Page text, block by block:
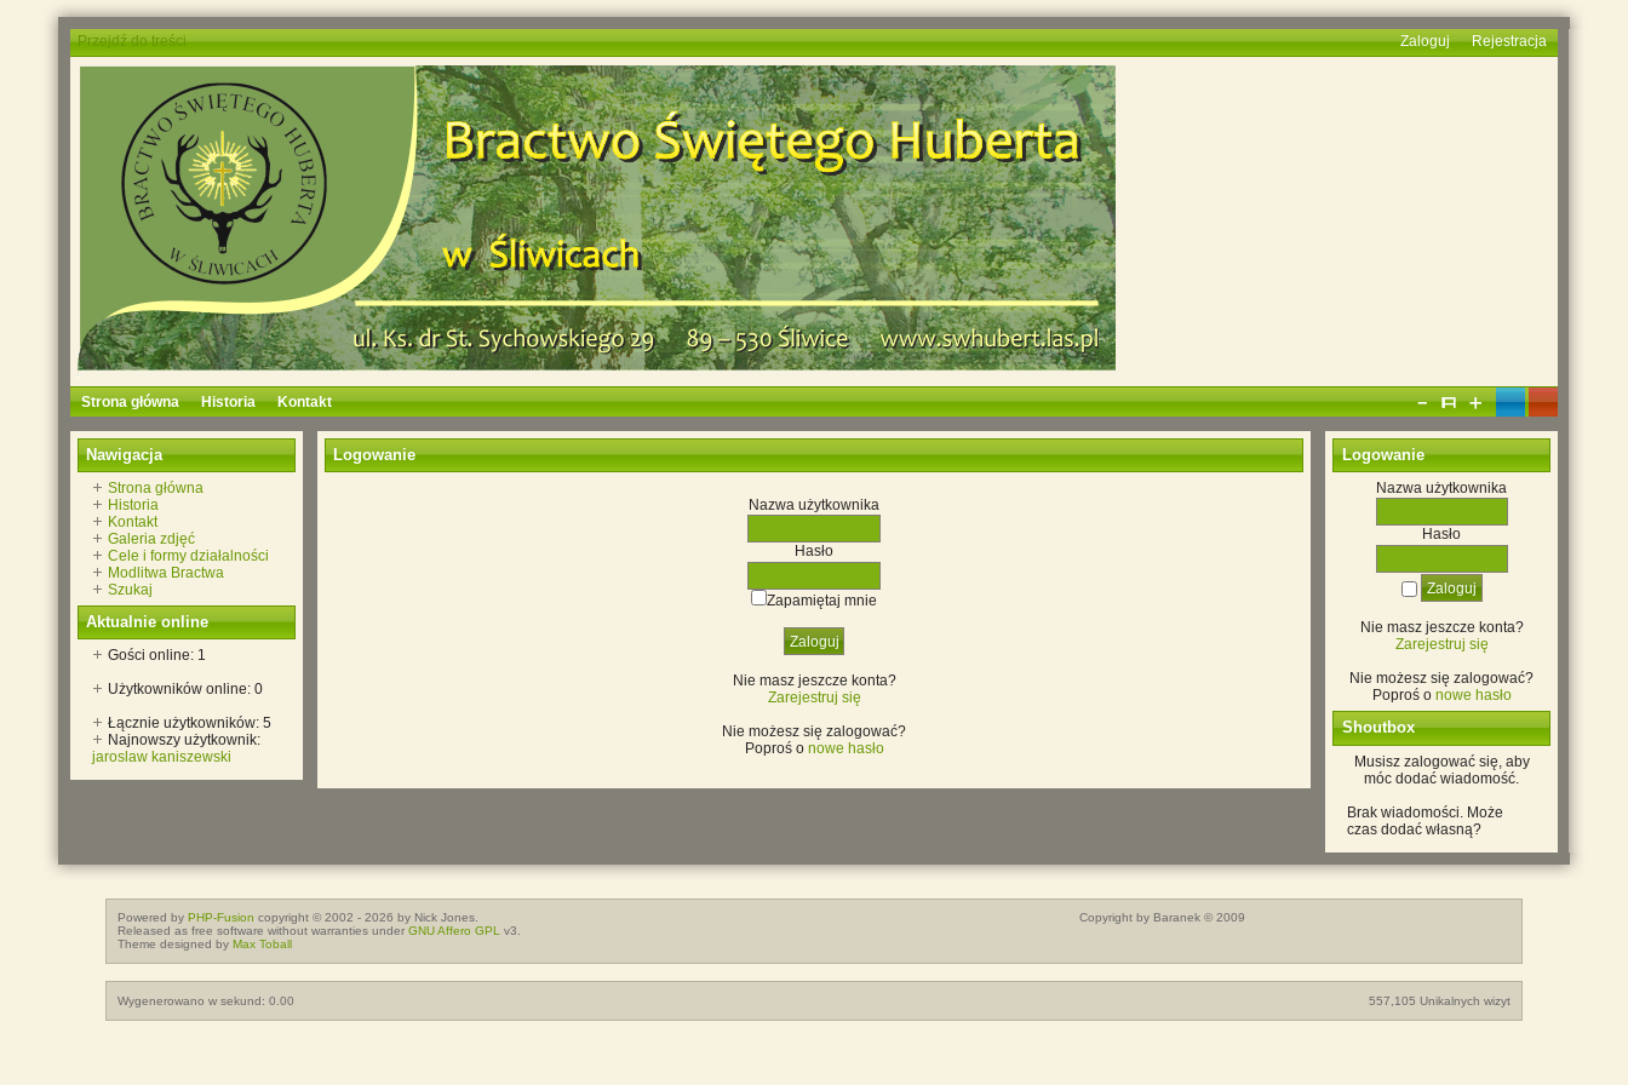
Przejdź do treści Zaloguj Rejestracja
Strona główna Historia Kontakt
Nawigacja
Strona główna
Historia
Kontakt
Galeria zdjęć
Cele i formy działalności
Modlitwa Bractwa
Szukaj
Aktualnie online
Gości online: 1
Użytkowników online: 0
Łącznie użytkowników: 5
Najnowszy użytkownik:
jaroslaw kaniszewski
Logowanie
Nazwa użytkownika
Hasło
Nie masz jeszcze konta?
Zarejestruj się
Nie możesz się zalogować?
Poproś o nowe hasło
Shoutbox
Musisz zalogować się, aby
móc dodać wiadomość.
Brak wiadomości. Może
czas dodać własną?
Logowanie
Nazwa użytkownika
Hasło
Zapamiętaj mnie
Nie masz jeszcze konta?
Zarejestruj się
Nie możesz się zalogować?
Poproś o nowe hasło
Powered by PHP-Fusion copyright © 2002 - 2026 by Nick Jones.
Released as free software without warranties underGNU Affero GPL v3.
Theme designed by Max Toball
Copyright by Baranek © 2009
Wygenerowano w sekund: 0.00 557,105 Unikalnych wizyt